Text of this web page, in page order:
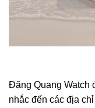
Đăng Quang Watch
nhắc đến các địa